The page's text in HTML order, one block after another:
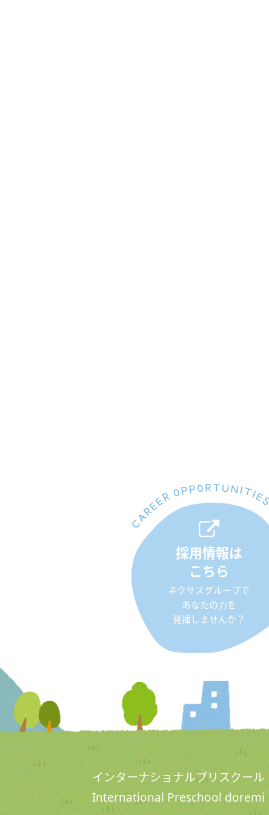
採用情報は
こちら
ネクサスグループで
あなたの力を
発揮しませんか？
インターナショナルプリスクー
International Preschool doremi